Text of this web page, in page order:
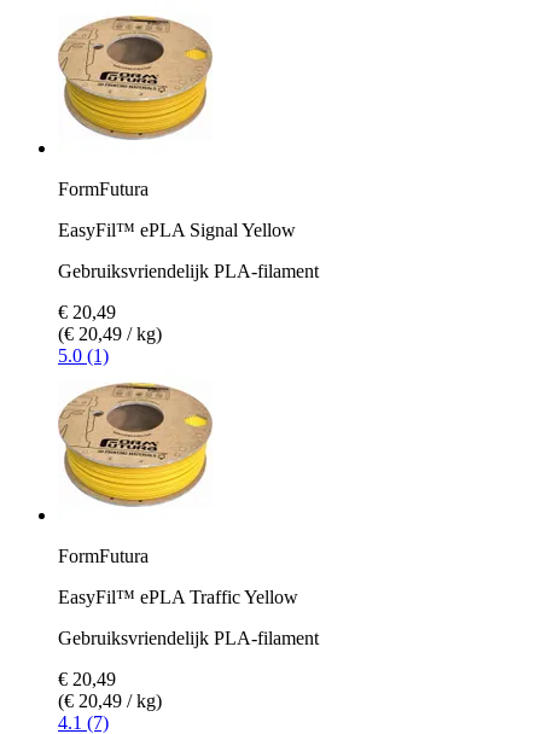
FormFutura
EasyFil™ ePLA Signal Yellow
Gebruiksvriendelijk PLA-filament
€ 20,49
(€ 20,49 / kg)
5.0 (1)
FormFutura
EasyFil™ ePLA Traffic Yellow
Gebruiksvriendelijk PLA-filament
€ 20,49
(€ 20,49 / kg)
4.1 (7)